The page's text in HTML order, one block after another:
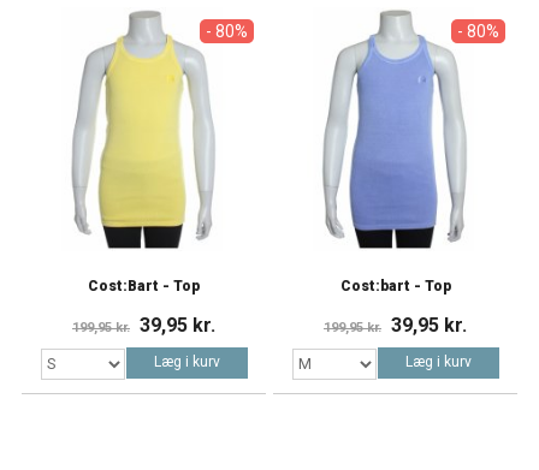
- 80%
Cost:Bart - Top
199,95 kr. 39,95 kr.
Læg i kurv
- 80%
Cost:bart - Top
199,95 kr. 39,95 kr.
Læg i kurv